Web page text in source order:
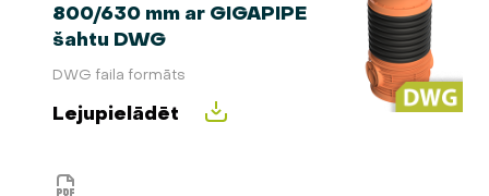
800/630 mm ar GIGAPIPE
šahtu DWG
DWG faila formāts
Lejupielādēt